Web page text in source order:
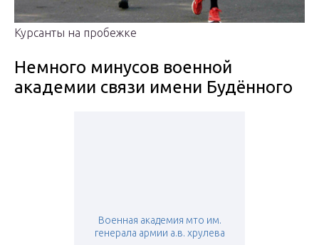
Курсанты на пробежке
Немного минусов военной
академии связи имени Будённого
Военная академия мто им.
генерала армии а.в. хрулева